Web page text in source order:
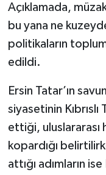
Açıklamada,
bu yana ne
politikaların
edildi.
Ersin Tatar’ın
siyasetinin
ettiği, uluslararası
kopardığı
attığı adımların